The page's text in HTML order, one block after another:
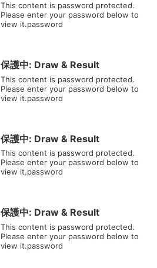
This content is password protected.
Please enter your password below to
view it.password
保護中: Draw & Result
This content is password protected.
Please enter your password below to
view it.password
保護中: Draw & Result
This content is password protected.
Please enter your password below to
view it.password
保護中: Draw & Result
This content is password protected.
Please enter your password below to
view it.password